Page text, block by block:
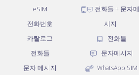
eSIM
전화번호
카탈로그
전화들
문자 메시지
전화들 + 문자메
시지
전화들
문자메시지
WhatsApp SIM